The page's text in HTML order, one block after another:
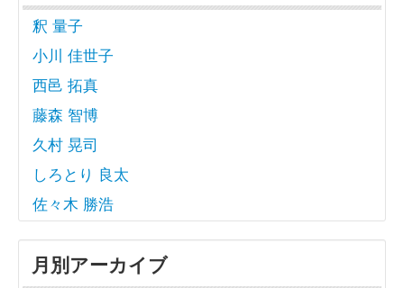
釈 量子
小川 佳世子
西邑 拓真
藤森 智博
久村 晃司
しろとり 良太
佐々木 勝浩
月別アーカイブ